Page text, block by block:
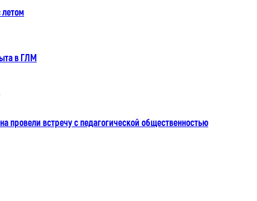
в ГЛМ
провели встречу с педагогической общественностью